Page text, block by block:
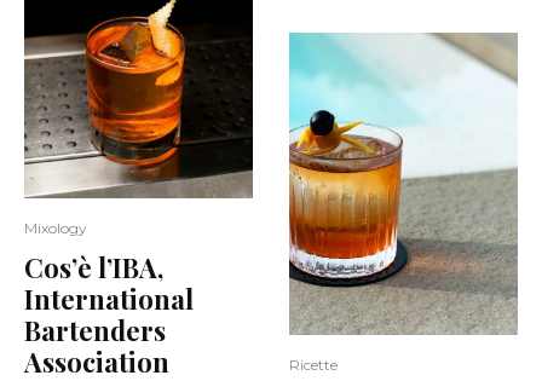
Mixology
Cos’è l’IBA,
International
Bartenders
Association
Ricette